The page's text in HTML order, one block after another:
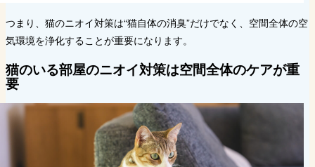
つまり、猫のニオイ対策は“猫自体の消臭”だけでなく、空間全体の空
気環境を浄化することが重要になります。
猫のいる部屋のニオイ対策は空間全体のケアが重
要